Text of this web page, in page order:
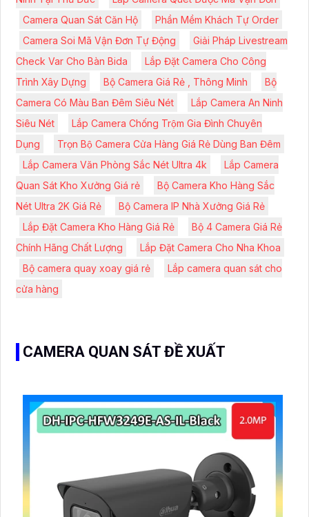
Camera Quan Sát Căn Hộ
Phần Mềm Khách Tự Order
Camera Soi Mã Vận Đơn Tự Động
Giải Pháp Livestream
Check Var Cho Bàn Bida
Lắp Đặt Camera Cho Công
Trình Xây Dựng
Bộ Camera Giá Rẻ , Thông Minh
Bộ
Camera Có Màu Ban Đêm Siêu Nét
Lắp Camera An Ninh
Siêu Nét
Lắp Camera Chống Trộm Gia Đình Chuyên
Dụng
Trọn Bộ Camera Cửa Hàng Giá Rẻ Dùng Ban Đêm
Lắp Camera Văn Phòng Sắc Nét Ultra 4k
Lắp Camera
Quan Sát Kho Xưởng Giá rẻ
Bộ Camera Kho Hàng Sắc
Nét Ultra 2K Giá Rẻ
Bộ Camera IP Nhà Xưởng Giá Rẻ
Lắp Đặt Camera Kho Hàng Giá Rẻ
Bộ 4 Camera Giá Rẻ
Chính Hãng Chất Lượng
Lắp Đặt Camera Cho Nha Khoa
Bộ camera quay xoay giá rẻ
Lắp camera quan sát cho
cửa hàng
CAMERA QUAN SÁT ĐỀ XUẤT